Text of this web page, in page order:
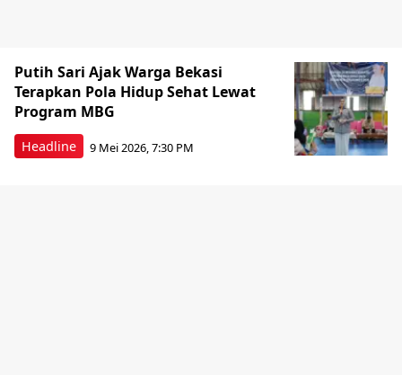
Headline
Putih Sari Ajak Warga Bekasi
Terapkan Pola Hidup Sehat Lewat
Program MBG
9 Mei 2026, 7:30 PM